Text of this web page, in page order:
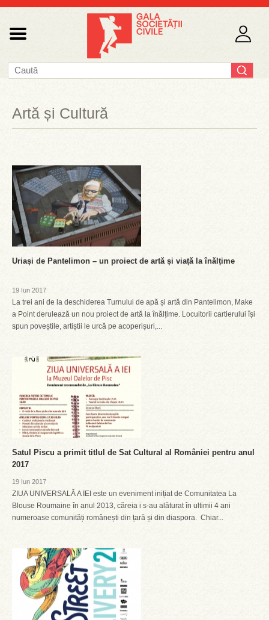
Artă și Cultură
Uriași de Pantelimon – un proiect de artă și viață la înălțime
19 Iun 2017
La trei ani de la deschiderea Turnului de apă și artă din Pantelimon, Make
a Point derulează un nou proiect de artă la înălțime. Locuitorii cartierului își
spun poveștile, artiștii le urcă pe acoperișuri,...
Satul Piscu a primit titlul de Sat Cultural al României pentru anul
2017
19 Iun 2017
ZIUA UNIVERSALĂ A IEI este un eveniment inițiat de Comunitatea La
Blouse Roumaine în anul 2013, căreia i s-au alăturat în ultimii 4 ani
numeroase comunități românești din țară și din diaspora. Chiar...